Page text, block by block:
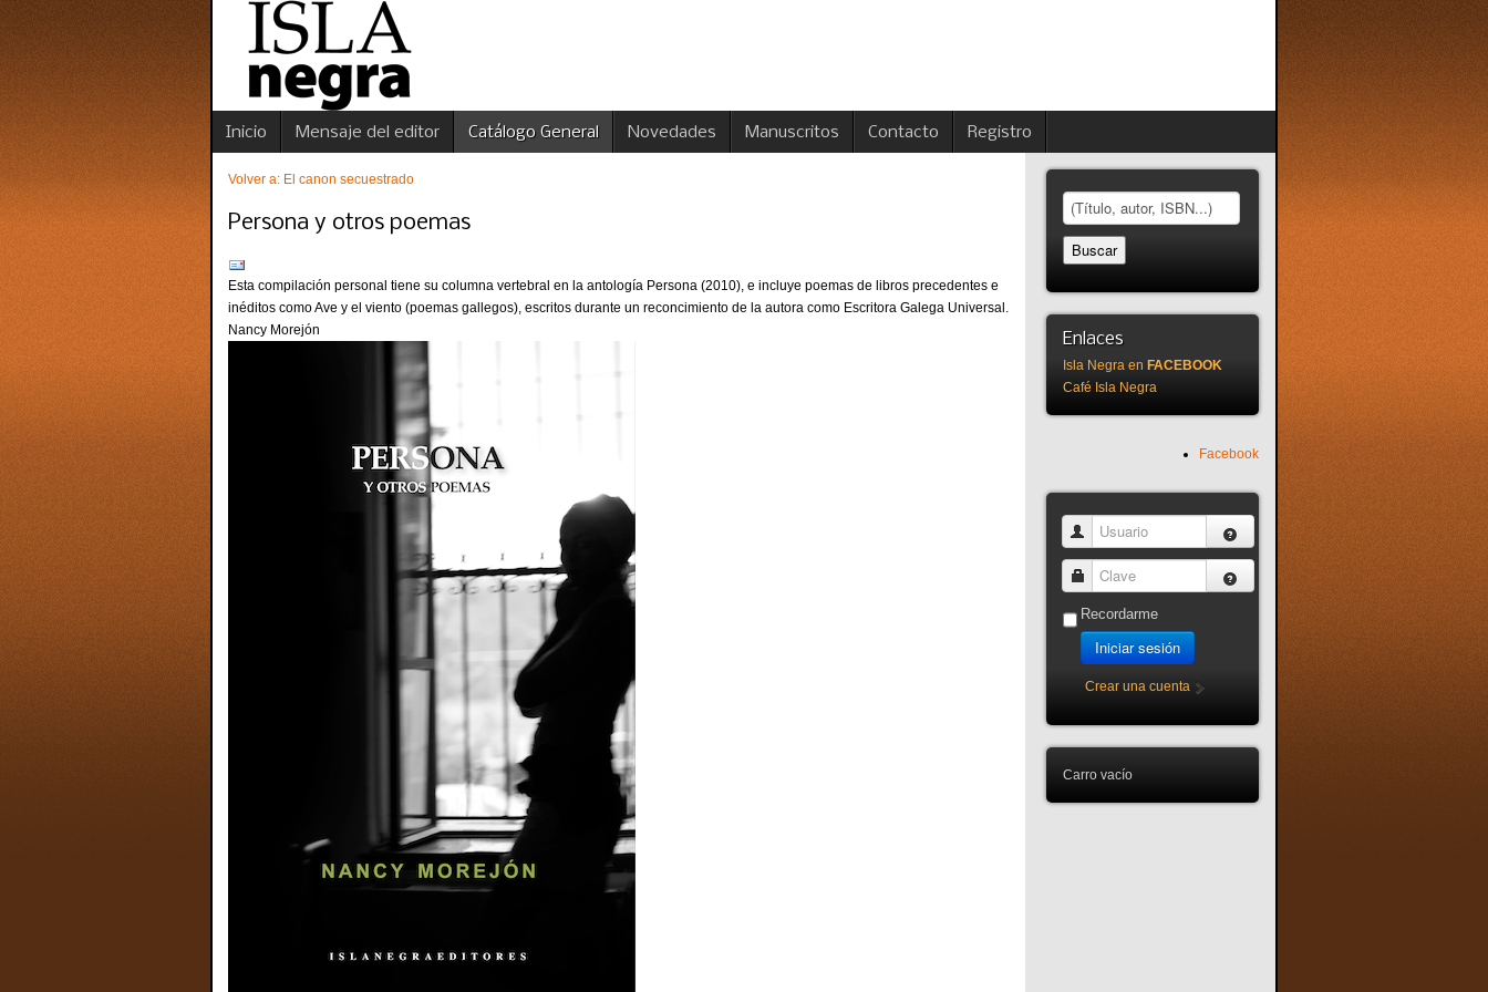
Inicio Mensaje del editor Catálogo General Novedades Manuscritos Contacto Registro
Volver a: El canon secuestrado
Persona y otros poemas
Esta compilación personal tiene su columna vertebral en la antología Persona (2010), e incluye poemas de libros precedentes e
inéditos como Ave y el viento (poemas gallegos), escritos durante un reconcimiento de la autora como Escritora Galega Universal.
Nancy Morejón
Enlaces
Isla Negra en FACEBOOK
Café Isla Negra
Facebook
Usuario
Clave
Recordarme
Iniciar sesión
Crear una cuenta
Carro vacío